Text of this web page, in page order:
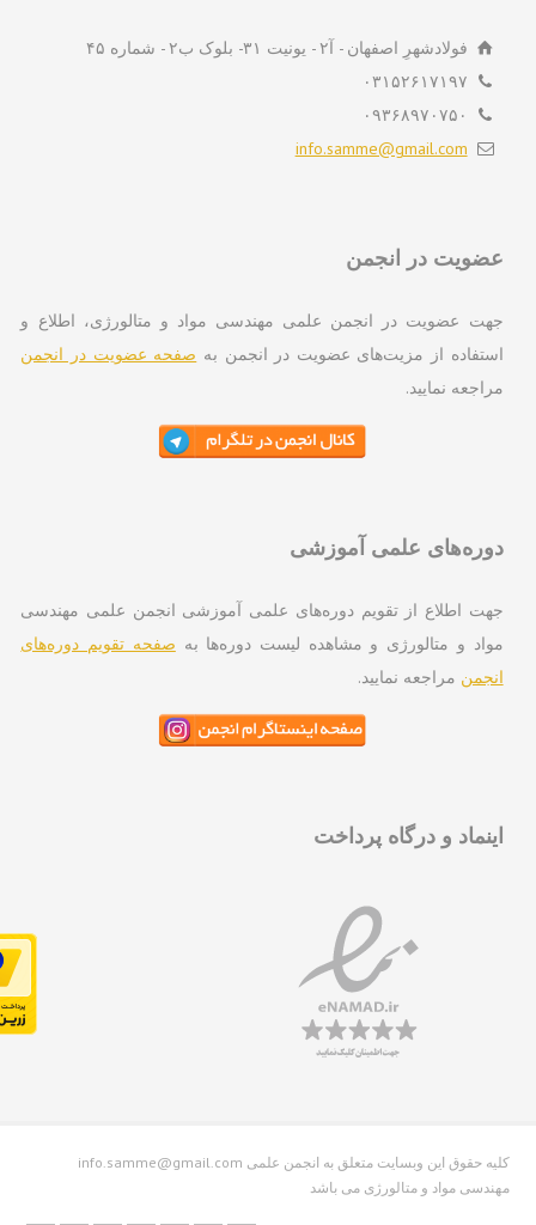
فولادشهرِ اصفهان - آ۲ - یونیت ۳۱- بلوک ب۲ - شماره ۴۵
۰۳۱۵۲۶۱۷۱۹۷
۰۹۳۶۸۹۷۰۷۵۰
info.samme@gmail.com
در انجمن
عضویت در انجمن علمی مهندسی مواد و متالورژی، اطلاع و
از مزیت‌های عضویت در انجمن بهصفحه عضویت در انجمن
نمایید.
علمی آموزشی
اطلاع از تقویم دوره‌های علمی آموزشی انجمن علمی مهندسی
و متالورژی و مشاهده لیست دوره‌ها بهصفحه تقویم دوره‌های
مراجعه نمایید.
و درگاه پرداخت
info.samme@gmail.com کلیه حقوق این وبسایت متعلق به انجمن علمی
مواد و متالورژی می باشد